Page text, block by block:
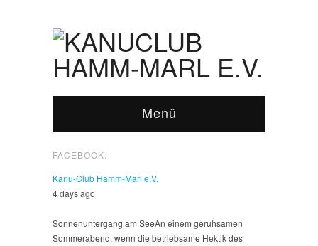
Menü
FACEBOOK:
Kanu-Club Hamm-Marl e.V.
4 days ago
Sonnenuntergang am SeeAn einem geruhsamen
Sommerabend, wenn die betriebsame Hektik des